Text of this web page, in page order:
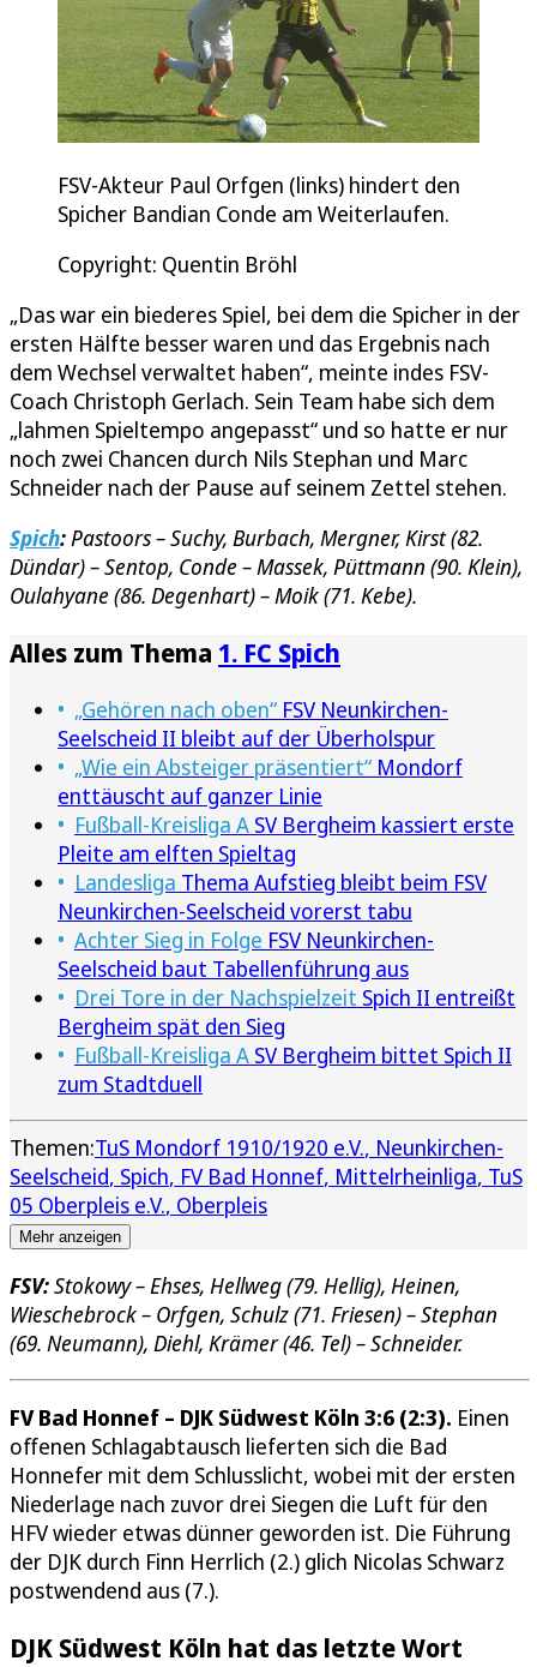
FSV-Akteur Paul Orfgen (links) hindert den
Spicher Bandian Conde am Weiterlaufen.
Copyright: Quentin Bröhl
„Das war ein biederes Spiel, bei dem die Spicher in der
ersten Hälfte besser waren und das Ergebnis nach
dem Wechsel verwaltet haben“, meinte indes FSV-
Coach Christoph Gerlach. Sein Team habe sich dem
„lahmen Spieltempo angepasst“ und so hatte er nur
noch zwei Chancen durch Nils Stephan und Marc
Schneider nach der Pause auf seinem Zettel stehen.
Spich:Pastoors – Suchy, Burbach, Mergner, Kirst (82.
Dündar) – Sentop, Conde – Massek, Püttmann (90. Klein),
Oulahyane (86. Degenhart) – Moik (71. Kebe).
Alles zum Thema 1. FC Spich
„Gehören nach oben“ FSV Neunkirchen-
Seelscheid II bleibt auf der Überholspur
„Wie ein Absteiger präsentiert“ Mondorf
enttäuscht auf ganzer Linie
Fußball-Kreisliga A SV Bergheim kassiert erste
Pleite am elften Spieltag
Landesliga Thema Aufstieg bleibt beim FSV
Neunkirchen-Seelscheid vorerst tabu
Achter Sieg in Folge FSV Neunkirchen-
Seelscheid baut Tabellenführung aus
Drei Tore in der Nachspielzeit Spich II entreißt
Bergheim spät den Sieg
Fußball-Kreisliga A SV Bergheim bittet Spich II
zum Stadtduell
Themen:TuS Mondorf 1910/1920 e.V. Neunkirchen-
Seelscheid Spich FV Bad Honnef Mittelrheinliga TuS
05 Oberpleis e.V. Oberpleis
Mehr anzeigen
FSV:Stokowy – Ehses, Hellweg (79. Hellig), Heinen,
Wieschebrock – Orfgen, Schulz (71. Friesen) – Stephan
(69. Neumann), Diehl, Krämer (46. Tel) – Schneider.
FV Bad Honnef – DJK Südwest Köln 3:6 (2:3). Einen
offenen Schlagabtausch lieferten sich die Bad
Honnefer mit dem Schlusslicht, wobei mit der ersten
Niederlage nach zuvor drei Siegen die Luft für den
HFV wieder etwas dünner geworden ist. Die Führung
der DJK durch Finn Herrlich (2.) glich Nicolas Schwarz
postwendend aus (7.).
DJK Südwest Köln hat das letzte Wort